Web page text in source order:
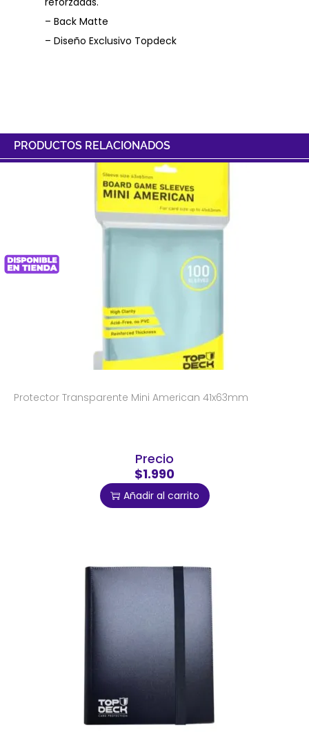
– Back Matte
– Diseño Exclusivo Topdeck
PRODUCTOS RELACIONADOS
Protector Transparente Mini American 41x63mm
Precio
$1.990
Añadir al carrito